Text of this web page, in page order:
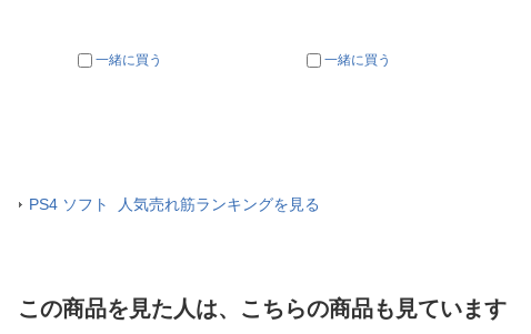
一緒に買う 一緒に買う
PS4 ソフト 人気売れ筋ランキングを見る
この商品を見た人は、こちらの商品も見ています